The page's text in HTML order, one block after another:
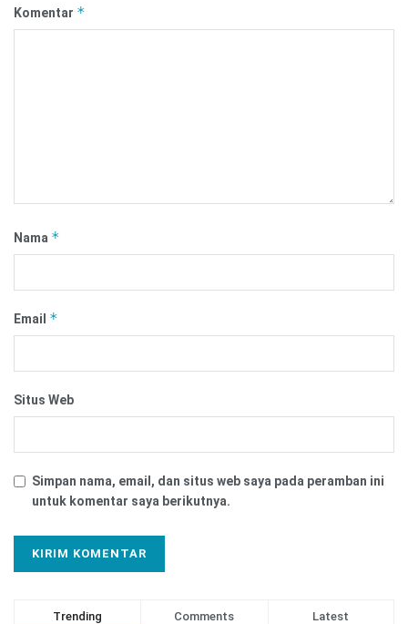
Komentar *
Nama *
Email *
Situs Web
Simpan nama, email, dan situs web saya pada peramban ini
untuk komentar saya berikutnya.
Trending Comments Latest